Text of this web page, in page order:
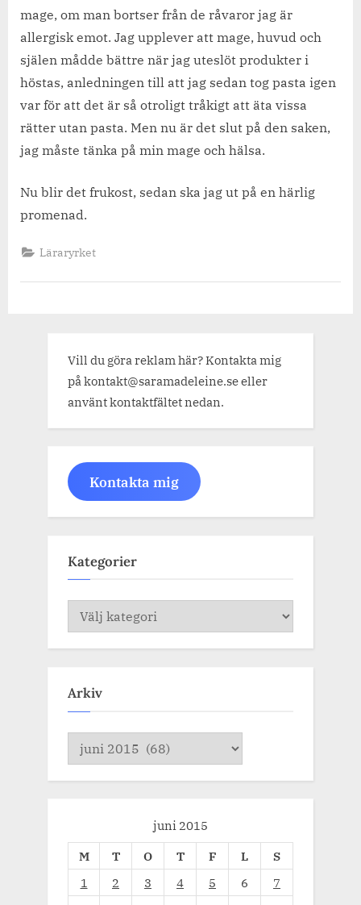
mage, om man bortser från de råvaror jag är
allergisk emot. Jag upplever att mage, huvud och
själen mådde bättre när jag uteslöt produkter i
höstas, anledningen till att jag sedan tog pasta igen
var för att det är så otroligt tråkigt att äta vissa
rätter utan pasta. Men nu är det slut på den saken,
jag måste tänka på min mage och hälsa.
Nu blir det frukost, sedan ska jag ut på en härlig
promenad.
Läraryrket
Vill du göra reklam här? Kontakta mig
på kontakt@saramadeleine.se eller
använt kontaktfältet nedan.
Kontakta mig
Kategorier
Kategorier
Arkiv
Arkiv
juni 2015
M
T O T F L
S
1
2 3 4 5 6
7